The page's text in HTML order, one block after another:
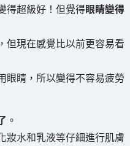
得超級好！但覺得眼睛變得
但現在感覺比以前更容易看
眼睛，所以變得不容易疲勞
。
妝水和乳液等仔細進行肌膚